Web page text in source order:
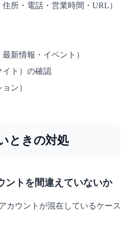
所・電話・営業時間・URL）
新情報・イベント）
イト）の確認
ン）
ときの対処
ントを間違えていないか
カウントが混在しているケース